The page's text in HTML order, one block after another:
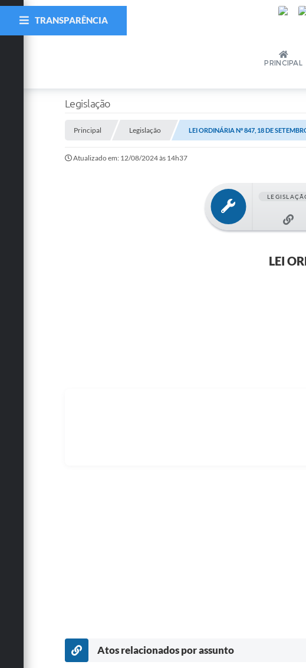
PRINCIPAL
TRANSPARÊNCIA
Legislação
Principal Legislação LEI ORDINÁRIA Nº 847, 18 DE
Atualizado em: 12/08/2024 às 14h37
LEI
Atos relacionados por assunto